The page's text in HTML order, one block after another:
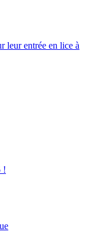
leur entrée en lice à
!